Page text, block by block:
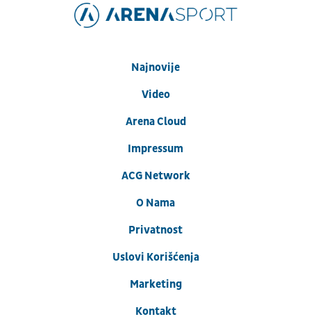
Najnovije
Video
Arena Cloud
Impressum
ACG Network
O Nama
Privatnost
Uslovi Korišćenja
Marketing
Kontakt